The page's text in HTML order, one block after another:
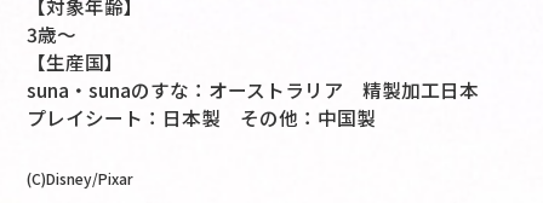
【対象年齢】
3歳～
【生産国】
suna・sunaのすな：オーストラリア 精製加工日本
プレイシート：日本製 その他：中国製
(C)Disney/Pixar